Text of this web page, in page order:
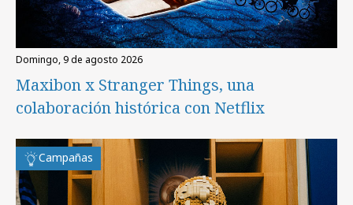
domingo, 9 de agosto 2026
Maxibon x Stranger Things, una
colaboración histórica con Netflix
Campañas